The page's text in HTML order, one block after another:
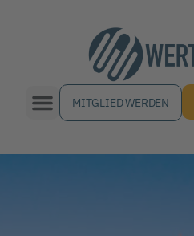
MITGLIED WERDEN